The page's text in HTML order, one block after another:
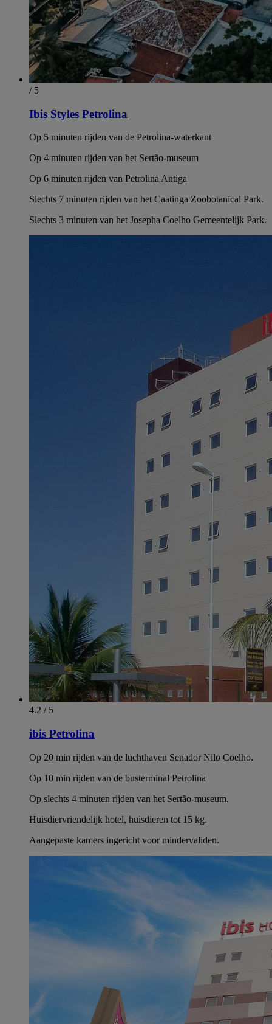
/ 5
Ibis Styles Petrolina
Op 5 minuten rijden van de Petrolina-waterkant
Op 4 minuten rijden van het Sertão-museum
Op 6 minuten rijden van Petrolina Antiga
Slechts 7 minuten rijden van het Caatinga Zoobotanical Park.
Slechts 3 minuten van het Josepha Coelho Gemeentelijk Park.
4.2 / 5
ibis Petrolina
Op 20 min rijden van de luchthaven Senador Nilo Coelho.
Op 10 min rijden van de busterminal Petrolina
Op slechts 4 minuten rijden van het Sertão-museum.
Huisdiervriendelijk hotel, huisdieren tot 15 kg.
Aangepaste kamers ingericht voor mindervaliden.